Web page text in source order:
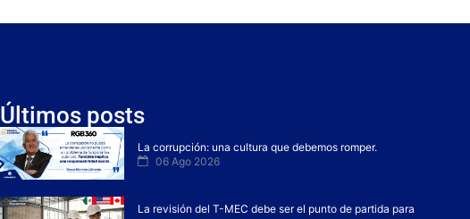
Últimos posts
La corrupción: una cultura que debemos romper.
06 Ago 2026
La revisión del T-MEC debe ser el punto de partida para